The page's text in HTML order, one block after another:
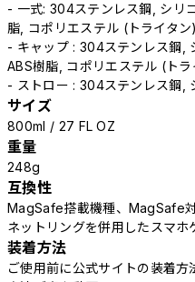
- 一式: 304ステンレス鋼, シリ
脂, コポリエステル (トライタ
- キャップ : 304ステンレス鋼,
ABS樹脂, コポリエステル (ト
- ストロー : 304ステンレス鋼,
サイズ
800ml / 27 FL OZ
重量
248g
互換性
MagSafe搭載機種、MagSafe
ネットリングを併用したスマホ
装着方法
ご使用前に公式サイトの装着